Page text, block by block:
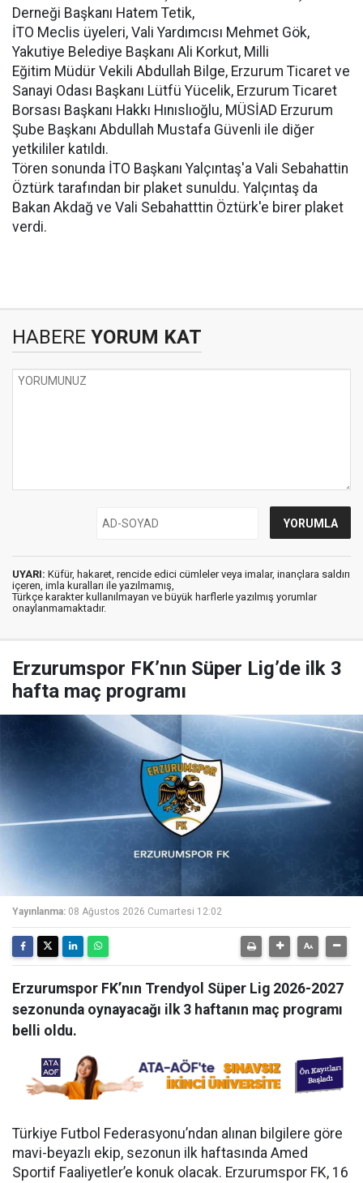
Derneği Başkanı Hatem Tetik,
İTO Meclis üyeleri, Vali Yardımcısı Mehmet Gök,
Yakutiye Belediye Başkanı Ali Korkut, Milli
Eğitim Müdür Vekili Abdullah Bilge, Erzurum Ticaret ve
Sanayi Odası Başkanı Lütfü Yücelik, Erzurum Ticaret
Borsası Başkanı Hakkı Hınıslıoğlu, MÜSİAD Erzurum
Şube Başkanı Abdullah Mustafa Güvenli ile diğer
yetkililer katıldı.
Tören sonunda İTO Başkanı Yalçıntaş'a Vali Sebahattin
Öztürk tarafından bir plaket sunuldu. Yalçıntaş da
Bakan Akdağ ve Vali Sebahatttin Öztürk'e birer plaket
verdi.
HABERE YORUM KAT
UYARI: Küfür, hakaret, rencide edici cümleler veya imalar, inançlara saldırı
içeren, imla kuralları ile yazılmamış,
Türkçe karakter kullanılmayan ve büyük harflerle yazılmış yorumlar
onaylanmamaktadır.
Erzurumspor FK’nın Süper Lig’de ilk 3
hafta maç programı
Yayınlanma: 08 Ağustos 2026 Cumartesi 12:02
Erzurumspor FK’nın Trendyol Süper Lig 2026-2027
sezonunda oynayacağı ilk 3 haftanın maç programı
belli oldu.
Türkiye Futbol Federasyonu’ndan alınan bilgilere göre
mavi-beyazlı ekip, sezonun ilk haftasında Amed
Sportif Faaliyetler’e konuk olacak. Erzurumspor FK, 16